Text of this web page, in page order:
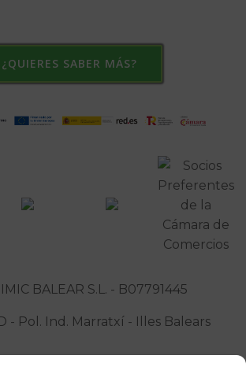
¿QUIERES SABER MÁS?
BALEAR S.L. - B07791445
- Pol. Ind. Marratxí - Illes Balears